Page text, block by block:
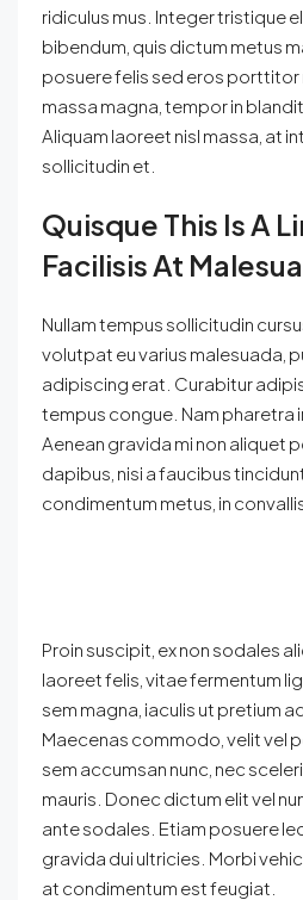
ridiculus mus. Integer tristique
bibendum, quis dictum metus
posuere felis sed eros
massa magna, tempor in blandit
Aliquam laoreet nisl massa, at
sollicitudin et.
Quisque This Is A
Facilisis At
Nullam tempus sollicitudin
volutpat eu varius malesuada,
adipiscing erat. Curabitur
tempus congue. Nam pharetra
Aenean gravida mi non aliquet
dapibus, nisi a faucibus
condimentum metus, in
Proin suscipit, ex non sodales
laoreet felis, vitae fermentum
sem magna, iaculis ut pretium
Maecenas commodo, velit vel
sem accumsan nunc, nec
mauris. Donec dictum elit vel
ante sodales. Etiam posuere
gravida dui ultricies. Morbi
at condimentum est feugiat.